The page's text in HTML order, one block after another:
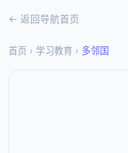
← 返回导航首页
首页 › 学习教育 › 多邻国